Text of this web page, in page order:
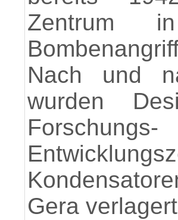
Zentrum
Nach und
wurden
Gera